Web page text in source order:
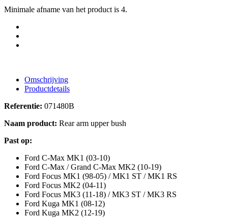
Minimale afname van het product is 4.
Omschrijving
Productdetails
Referentie: 071480B
Naam product: Rear arm upper bush
Past op:
Ford C-Max MK1 (03-10)
Ford C-Max / Grand C-Max MK2 (10-19)
Ford Focus MK1 (98-05) / MK1 ST / MK1 RS
Ford Focus MK2 (04-11)
Ford Focus MK3 (11-18) / MK3 ST / MK3 RS
Ford Kuga MK1 (08-12)
Ford Kuga MK2 (12-19)